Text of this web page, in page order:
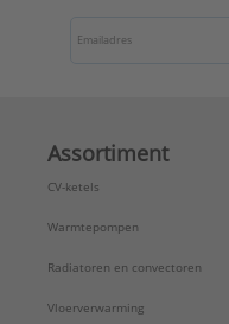
Assortiment
CV-ketels
Warmtepompen
Radiatoren en convectoren
Vloerverwarming